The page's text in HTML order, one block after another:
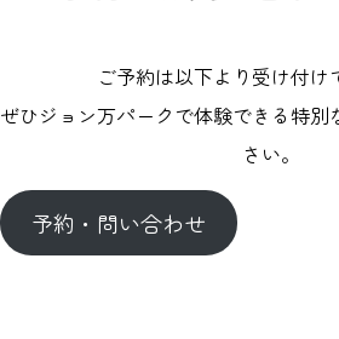
ご予約は以下より受け付け
ぜひジョン万パークで体験できる特別
さい。
予約・問い合わせ